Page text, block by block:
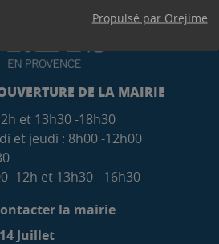
Propulsé par Orejime
DE LA MAIRIE
et 13h30 -18h30
et jeudi : 8h00 -12h00
-12h et 13h30 - 16h30
la mairie
Juillet